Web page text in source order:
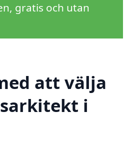
gratis och utan
att välja
i